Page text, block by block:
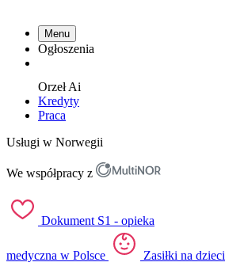
Menu
Ogłoszenia
OrzełAi
Kredyty
Praca
Usługi w Norwegii
We współpracy z
Dokument S1 - opieka
medyczna w Polsce Zasiłki na dzieci